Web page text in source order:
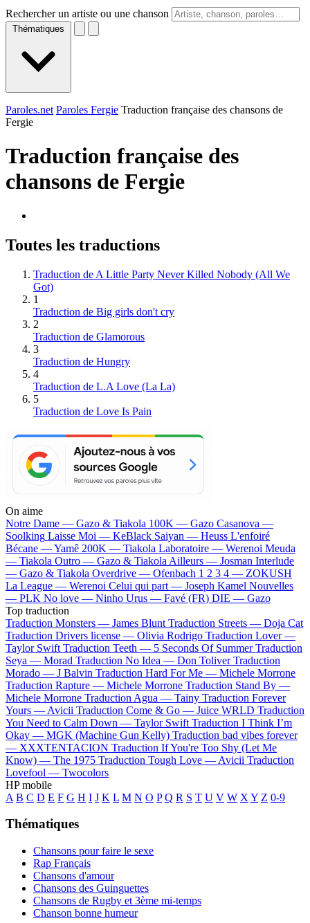
Rechercher un artiste ou une chanson
Thématiques
Paroles.net Paroles Fergie Traduction française des chansons de
Fergie
Traduction française des
chansons de Fergie
Toutes les traductions
Traduction de A Little Party Never Killed Nobody (All We
Got)
1
Traduction de Big girls don't cry
2
Traduction de Glamorous
3
Traduction de Hungry
4
Traduction de L.A Love (La La)
5
Traduction de Love Is Pain
On aime
Notre Dame — Gazo & Tiakola 100K — Gazo Casanova —
Soolking Laisse Moi — KeBlack Saiyan — Heuss L'enfoiré
Bécane —Yamê 200K — Tiakola Laboratoire — Werenoi Meuda
— Tiakola Outro — Gazo & Tiakola Ailleurs — Josman Interlude
— Gazo & Tiakola Overdrive — Ofenbach 1 2 3 4 — ZOKUSH
La League — Werenoi Celui qui part — Joseph Kamel Nouvelles
— PLK No love — Ninho Urus — Favé (FR) DIE — Gazo
Top traduction
Traduction Monsters — James Blunt Traduction Streets — Doja Cat
Traduction Drivers license — Olivia Rodrigo Traduction Lover —
Taylor Swift Traduction Teeth — 5 Seconds Of Summer Traduction
Seya — Morad Traduction No Idea — Don Toliver Traduction
Morado — J Balvin Traduction Hard For Me — Michele Morrone
Traduction Rapture — Michele Morrone Traduction Stand By —
Michele Morrone Traduction Agua — Tainy Traduction Forever
Yours — Avicii Traduction Come & Go — Juice WRLD Traduction
You Need to Calm Down — Taylor Swift Traduction I Think I’m
Okay — MGK (Machine Gun Kelly) Traduction bad vibes forever
— XXXTENTACION Traduction If You're Too Shy (Let Me
Know) — The 1975 Traduction Tough Love — Avicii Traduction
Lovefool — Twocolors
HP mobile
A B C D E F G H I J K L M N O P Q R S T U V W X Y Z 0-9
Thématiques
Chansons pour faire le sexe
Rap Français
Chansons d'amour
Chansons des Guinguettes
Chansons de Rugby et 3ème mi-temps
Chanson bonne humeur